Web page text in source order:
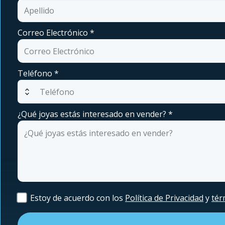
Correo Electrónico *
Teléfono *
expand_all
¿Qué joyas estás interesado en vender? *
Estoy de acuerdo con los Política de Privacidad y